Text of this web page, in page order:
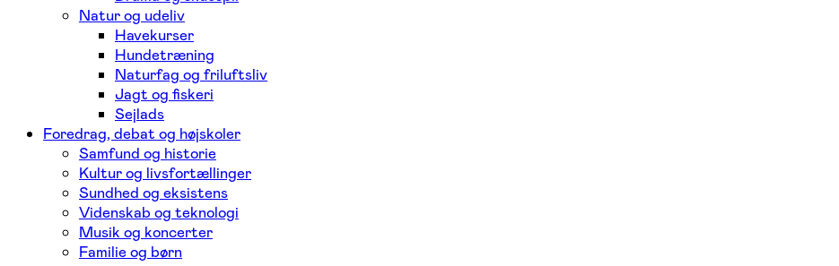
Natur og udeliv
Havekurser
Hundetræning
Naturfag og friluftsliv
Jagt og fiskeri
Sejlads
Foredrag, debat og højskoler
Samfund og historie
Kultur og livsfortællinger
Sundhed og eksistens
Videnskab og teknologi
Musik og koncerter
Familie og børn